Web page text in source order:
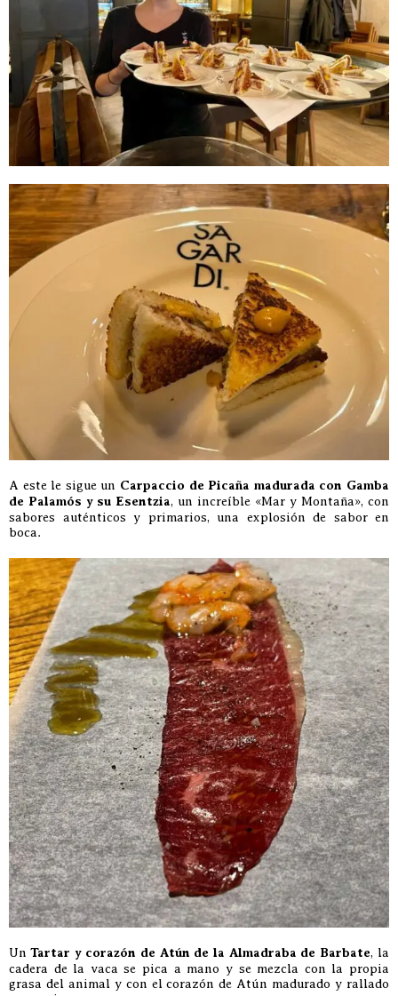
A este le sigue un Carpaccio de Picaña madurada con Gamba
de Palamós y su Esentzia, un increíble «Mar y Montaña», con
sabores auténticos y primarios, una explosión de sabor en
boca.
Un Tartar y corazón de Atún de la Almadraba de Barbate, la
cadera de la vaca se pica a mano y se mezcla con la propia
grasa del animal y con el corazón de Atún madurado y rallado